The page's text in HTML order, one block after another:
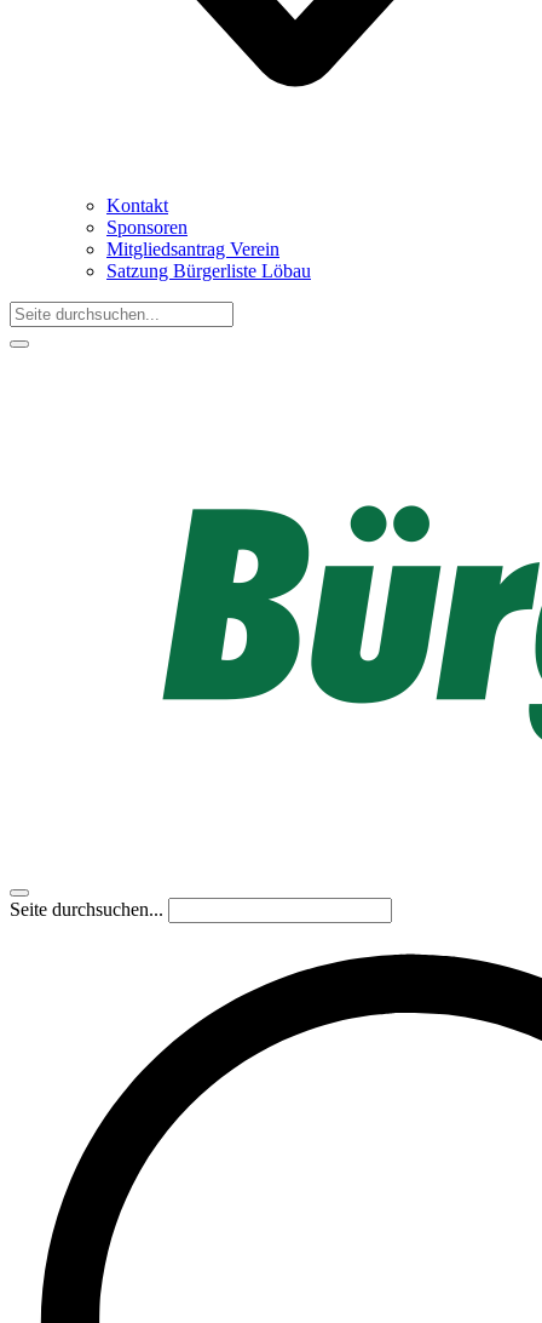
Kontakt
Sponsoren
Mitgliedsantrag Verein
Satzung Bürgerliste Löbau
Seite durchsuchen...